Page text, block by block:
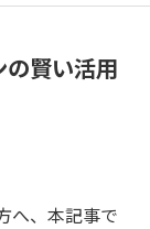
賢い活用
へ、本記事で